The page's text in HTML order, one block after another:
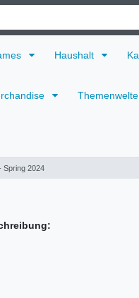
Haushalt
Spring 2024